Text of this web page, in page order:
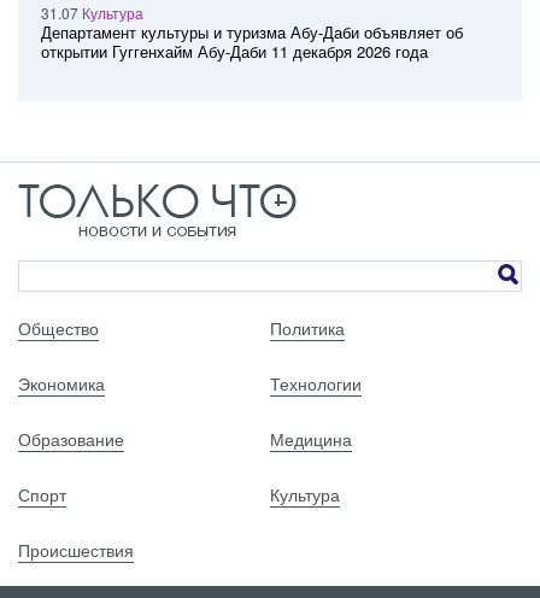
31.07 Культура
Департамент культуры и туризма Абу-Даби объявляет об
открытии Гуггенхайм Абу-Даби 11 декабря 2026 года
Общество Политика
Экономика Технологии
Образование Медицина
Спорт Культура
Происшествия